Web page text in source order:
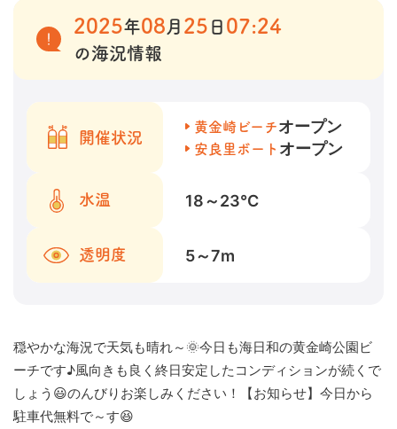
2025年08 月 25 日 07:24
の海況情報
開催状況
黄金崎ビーチオープン
安良里ボート オープン
水温 18～23℃
透明度 5～7m
穏やかな海況で天気も晴れ～🌞今日も海日和の黄金崎公園ビ
ーチです♪風向きも良く終日安定したコンディションが続くで
しょう😃のんびりお楽しみください！【お知らせ】今日から
駐車代無料で～す😆